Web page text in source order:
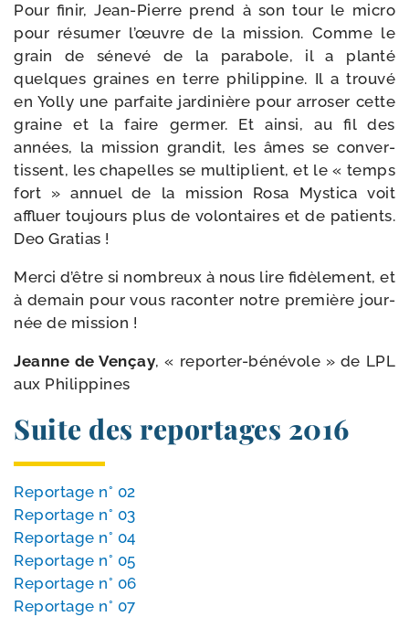
Pour finir, Jean-​Pierre prend à son tour le micro
pour résu­mer l’œuvre de la mis­sion. Comme le
grain de séne­vé de la para­bole, il a plan­té
quelques graines en terre phi­lip­pine. Il a trou­vé
en Yolly une par­faite jar­di­nière pour arro­ser cette
graine et la faire ger­mer. Et ain­si, au fil des
années, la mis­sion gran­dit, les âmes se conver­
tissent, les cha­pelles se mul­ti­plient, et le « temps
fort » annuel de la mis­sion Rosa Mystica voit
affluer tou­jours plus de volon­taires et de patients.
Deo Gratias !
Merci d’être si nom­breux à nous lire fidè­le­ment, et
à demain pour vous racon­ter notre pre­mière jour­
née de mission !
Jeanne de Vençay, « reporter-​bénévole » de LPL
aux Philippines
Suite des reportages 2016
Reportage n° 02
Reportage n° 03
Reportage n° 04
Reportage n° 05
Reportage n° 06
Reportage n° 07